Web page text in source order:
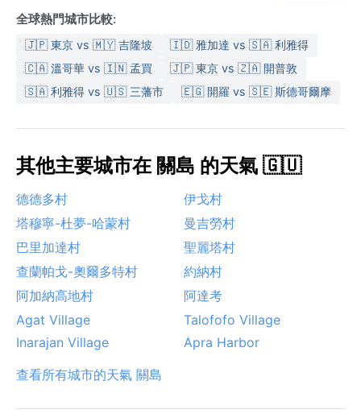
全球熱門城市比較:
🇯🇵 東京 vs 🇲🇾 吉隆坡
🇮🇩 雅加達 vs 🇸🇦 利雅得
🇨🇦 溫哥華 vs 🇮🇳 孟買
🇯🇵 東京 vs 🇿🇦 開普敦
🇸🇦 利雅得 vs 🇺🇸 三藩市
🇪🇬 開羅 vs 🇸🇪 斯德哥爾摩
其他主要城市在 關島 的天氣 🇬🇺
德德多村
伊戈村
塔穆寧-杜夢-哈蒙村
曼吉勞村
巴里加達村
聖麗塔村
查蘭帕戈-奧爾多特村
約納村
阿加納高地村
阿達考
Agat Village
Talofofo Village
Inarajan Village
Apra Harbor
查看所有城市的天氣 關島